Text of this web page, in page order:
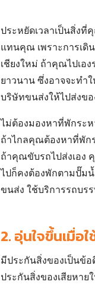
ประหยัดเวลาเป็นสิ่งที่
แทนคุณ เพราะการเดิ
เชียงใหม่ ถ้าคุณไปเอ
ยาวนาน ซึ่งอาจจะทำ
บริษัทขนส่งให้ไปส่งข
ไม่ต้องมองหาที่พักระ
ถ้าไกลคุณต้องหาที่พัก
ถ้าคุณขับรถไปส่งเอง
ไปก็คงต้องพักตามปั๊ม
ขนส่ง ใช้บริการรถบร
2. อุ่นใจขึ้นเมื่อ
มีประกันสิ่งของเป็นข้
ประกันสิ่งของเสียหาย